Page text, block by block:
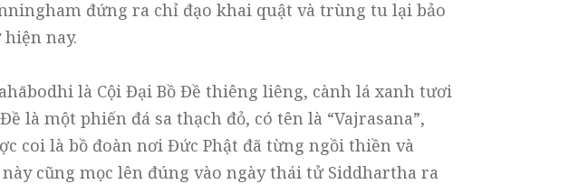
đứng ra chỉ đạo khai quật và trùng tu lại bảo
nay.
là Cội Đại Bồ Đề thiêng liêng, cành lá xanh tươi
là một phiến đá sa thạch đỏ, có tên là “Vajrasana”,
coi là bồ đoàn nơi Đức Phật đã từng ngồi thiền và
này cũng mọc lên đúng vào ngày thái tử Siddhartha ra